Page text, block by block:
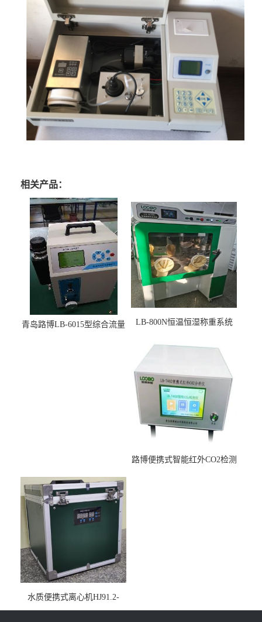
相关产品：
青岛路博LB-6015型综合流量
LB-800N恒温恒湿称重系统
路博便携式智能红外CO2检测
水质便携式离心机HJ91.2-
2022地表水总磷监测内置有